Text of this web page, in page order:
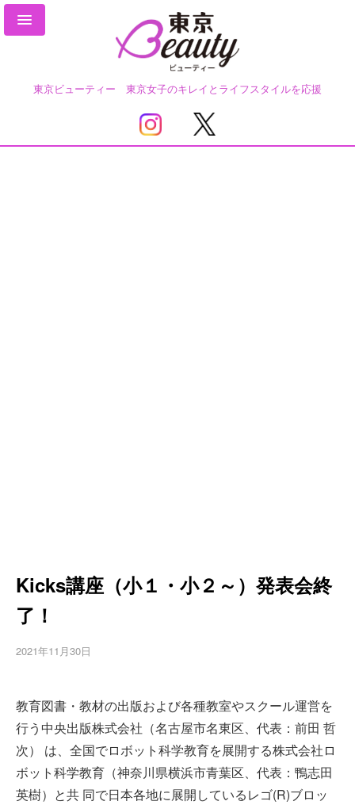
東京ビューティー 東京女子のキレイとライフスタイルを応援
Kicks講座（小１・小２～）発表会終
了！
2021年11月30日
教育図書・教材の出版および各種教室やスクール運営を
行う中央出版株式会社（名古屋市名東区、代表：前田 哲
次） は、全国でロボット科学教育を展開する株式会社ロ
ボット科学教育（神奈川県横浜市青葉区、代表：鴨志田
英樹）と共 同で日本各地に展開しているレゴ(R)ブロッ